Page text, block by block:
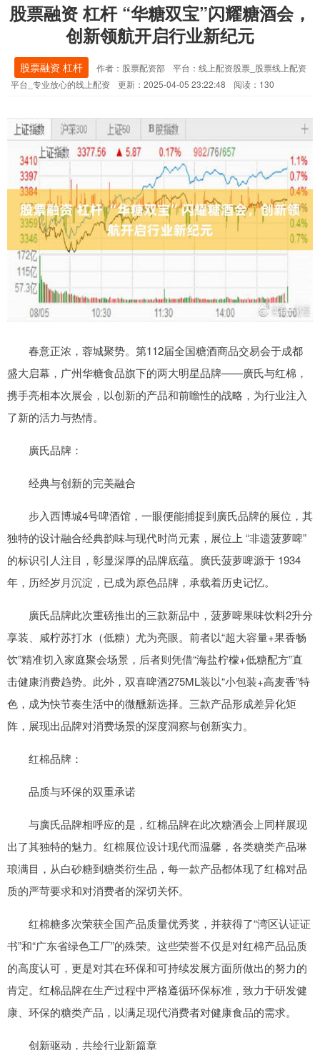
股票融资 杠杆 “华糖双宝”闪耀糖酒会，
创新领航开启行业新纪元
股票融资 杠杆 作者：股票配资部
平台：线上配资股票_股票线上配资
平台_专业放心的线上配资
更新：2025-04-05 23:22:48 阅读：130
春意正浓，蓉城聚势。第112届全国糖酒商品交易会于成都
盛大启幕，广州华糖食品旗下的两大明星品牌——廣氏与红棉，
携手亮相本次展会，以创新的产品和前瞻性的战略，为行业注入
了新的活力与热情。
廣氏品牌：
经典与创新的完美融合
步入西博城4号啤酒馆，一眼便能捕捉到廣氏品牌的展位，其
独特的设计融合经典韵味与现代时尚元素，展位上 “非遗菠萝啤”
的标识引人注目，彰显深厚的品牌底蕴。廣氏菠萝啤源于 1934
年，历经岁月沉淀，已成为原色品牌，承载着历史记忆。
廣氏品牌此次重磅推出的三款新品中，菠萝啤果味饮料2升分
享装、咸柠苏打水（低糖）尤为亮眼。前者以“超大容量+果香畅
饮”精准切入家庭聚会场景，后者则凭借“海盐柠檬+低糖配方”直
击健康消费趋势。此外，双喜啤酒275ML装以“小包装+高麦香”特
色，成为快节奏生活中的微醺新选择。三款产品形成差异化矩
阵，展现出品牌对消费场景的深度洞察与创新实力。
红棉品牌：
品质与环保的双重承诺
与廣氏品牌相呼应的是，红棉品牌在此次糖酒会上同样展现
出了其独特的魅力。红棉展位设计现代而温馨，各类糖类产品琳
琅满目，从白砂糖到糖类衍生品，每一款产品都体现了红棉对品
质的严苛要求和对消费者的深切关怀。
红棉糖多次荣获全国产品质量优秀奖，并获得了“湾区认证证
书”和“广东省绿色工厂”的殊荣。这些荣誉不仅是对红棉产品品质
的高度认可，更是对其在环保和可持续发展方面所做出的努力的
肯定。红棉品牌在生产过程中严格遵循环保标准，致力于研发健
康、环保的糖类产品，以满足现代消费者对健康食品的需求。
创新驱动，共绘行业新篇章